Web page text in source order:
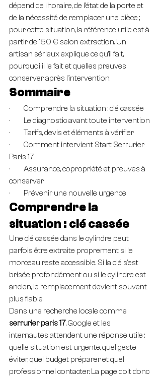
dépend de l’horaire, de l’état de la porte et
de la nécessité de remplacer une pièce ;
pour cette situation, la référence utile est à
partir de 150 € selon extraction. Un
artisan sérieux explique ce qu’il fait,
pourquoi il le fait et quelles preuves
conserver après l’intervention.
Sommaire
·         Comprendre la situation : clé cassée
·         Le diagnostic avant toute intervention
·         Tarifs, devis et éléments à vérifier
·         Comment intervient Start Serrurier
Paris 17
·         Assurance, copropriété et preuves à
conserver
·         Prévenir une nouvelle urgence
Comprendre la
situation : clé cassée
Une clé cassée dans le cylindre peut
parfois être extraite proprement si le
morceau reste accessible. Si la clé s'est
brisée profondément ou si le cylindre est
ancien, le remplacement devient souvent
plus fiable.
Dans une recherche locale comme
serrurier paris 17, Google et les
internautes attendent une réponse utile :
quelle situation est urgente, quel geste
éviter, quel budget préparer et quel
professionnel contacter. La page doit donc